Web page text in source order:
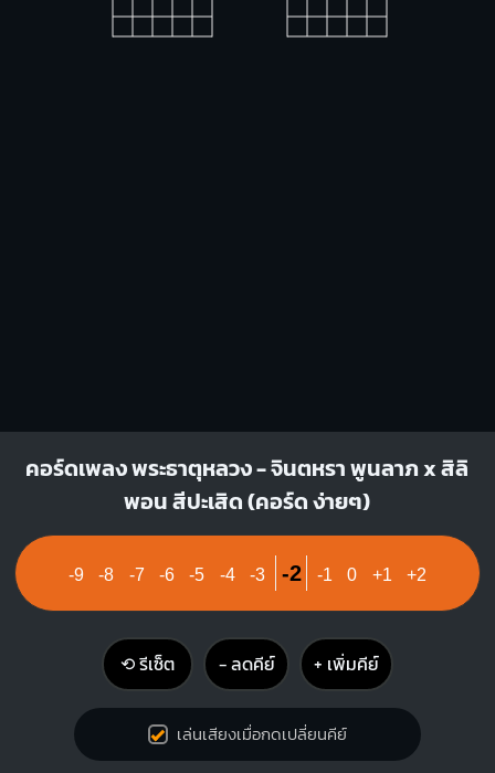
คอร์ดเพลง พระธาตุหลวง - จินตหรา พูนลาภ x สิลิ
พอน สีปะเสิด (คอร์ด ง่ายๆ)
-9 -8 -7 -6 -5 -4 -3 -2 -1 0 +1 +2
⟲ รีเซ็ต − ลดคีย์ + เพิ่มคีย์
เล่นเสียงเมื่อกดเปลี่ยนคีย์